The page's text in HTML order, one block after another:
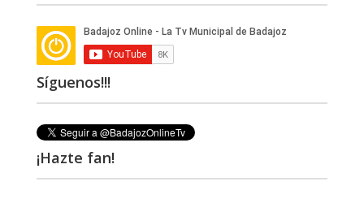
Síguenos!!!
¡Hazte fan!